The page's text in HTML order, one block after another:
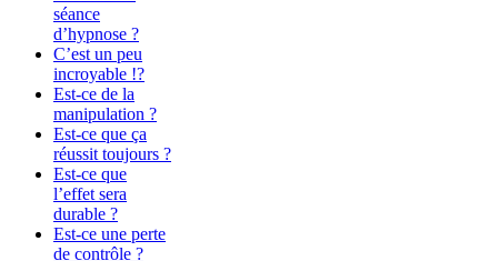
séance
d’hypnose ?
C’est un peu
incroyable !?
Est-ce de la
manipulation ?
Est-ce que ça
réussit toujours ?
Est-ce que
l’effet sera
durable ?
Est-ce une perte
de contrôle ?